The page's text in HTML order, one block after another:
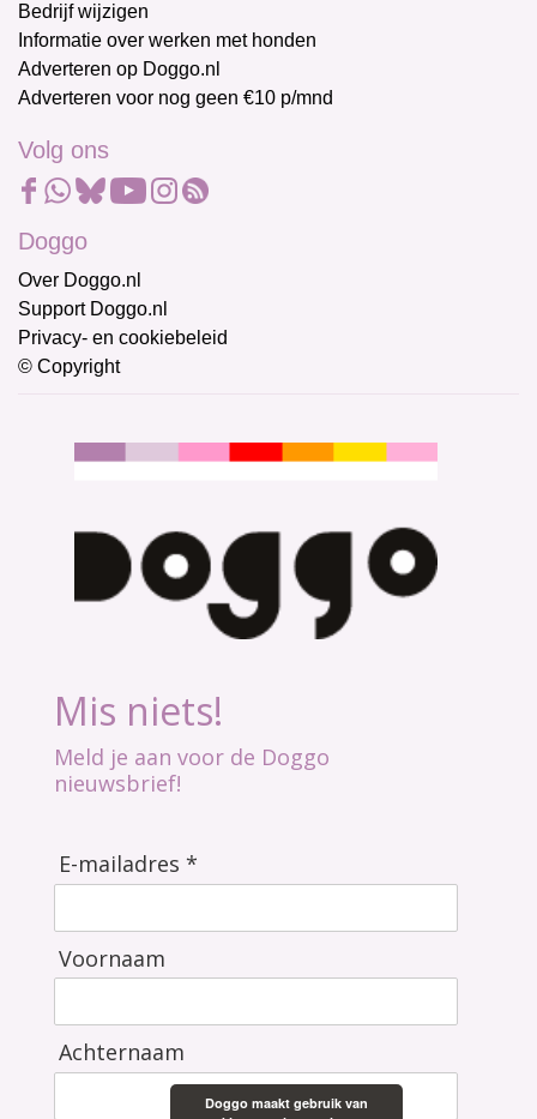
Bedrijf wijzigen
Informatie over werken met honden
Adverteren op Doggo.nl
Adverteren voor nog geen €10 p/mnd
Volg ons
Doggo
Over Doggo.nl
Support Doggo.nl
Privacy- en cookiebeleid
© Copyright
Mis niets!
Meld je aan voor de Doggo
nieuwsbrief!
E-mailadres *
Voornaam
Achternaam
Doggo maakt gebruik van